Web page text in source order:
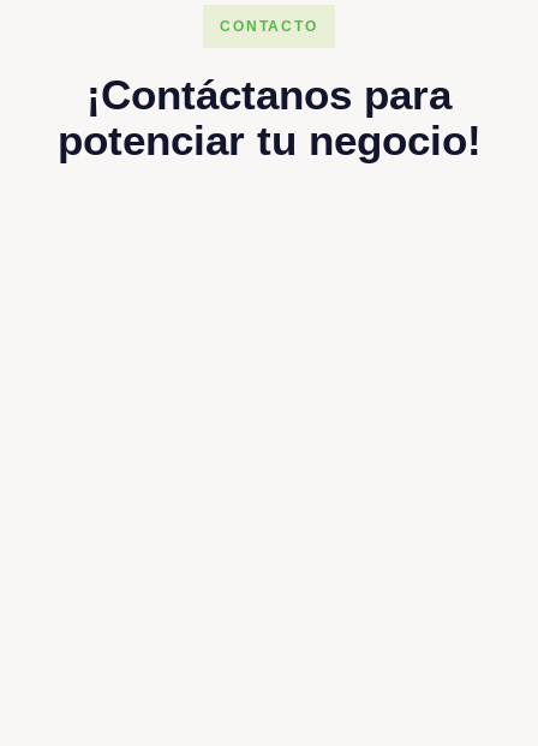
CONTACTO
¡Contáctanos para
potenciar tu negocio!